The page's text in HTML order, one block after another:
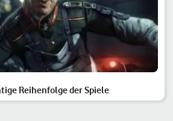
Reihenfolge der Spiele